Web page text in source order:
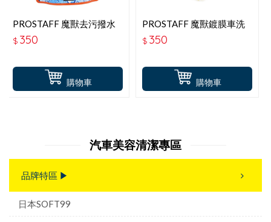
購物車
PROSTAFF 魔獸去污撥水
雨刷精 A-76
$ 350
購物車
PROSTAFF 魔獸鍍膜車洗
車手套 P195
$ 350
汽車美容清潔專區
品牌特區 ▶
日本SOFT99